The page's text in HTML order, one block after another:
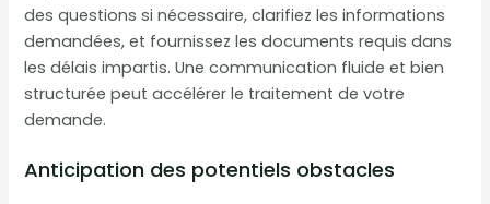
des questions si nécessaire, clarifiez les informations
demandées, et fournissez les documents requis dans
les délais impartis. Une communication fluide et bien
structurée peut accélérer le traitement de votre
demande.
Anticipation des potentiels obstacles